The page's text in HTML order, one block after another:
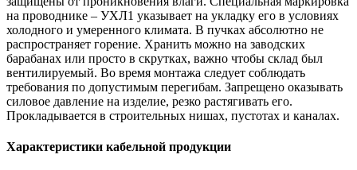
на проводнике – УХЛ1 указывает на укладку его в условиях
холодного и умеренного климата. В пучках абсолютно не
распространяет горение. Хранить можно на заводских
барабанах или просто в скрутках, важно чтобы склад был
вентилируемый. Во время монтажа следует соблюдать
требования по допустимым перегибам. Запрещено оказывать
силовое давление на изделие, резко растягивать его.
Прокладывается в строительных нишах, пустотах и каналах.
Характеристики кабельной продукции